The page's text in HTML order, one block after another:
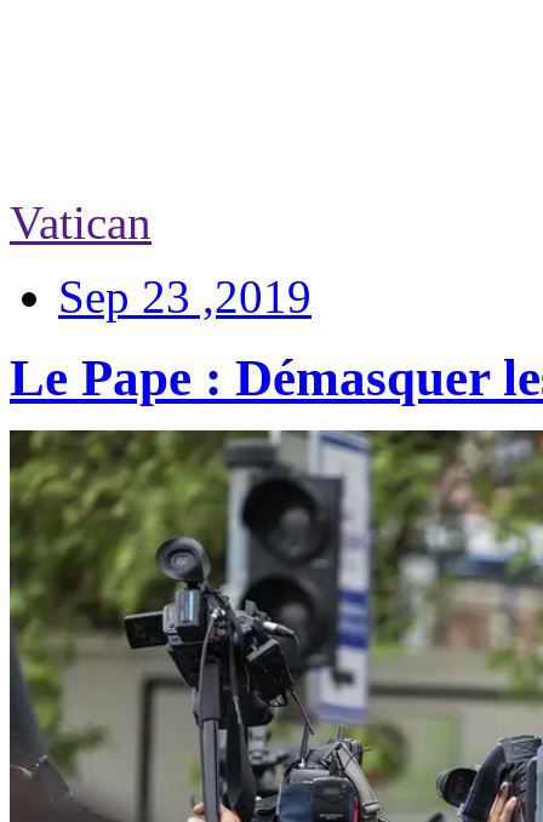
Vatican
Sep 23 ,2019
Le Pape : Démasquer